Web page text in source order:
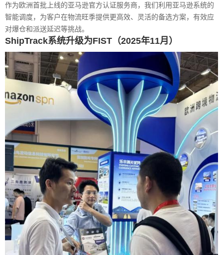
作为欧洲首批上线的亚马逊官方认证服务商，我们利用亚马逊系统的
智能调度，为客户在物流旺季提供更高效、灵活的备选方案，有效应
对爆仓和派送延迟等挑战。
ShipTrack系统升级为FIST（2025年11月）